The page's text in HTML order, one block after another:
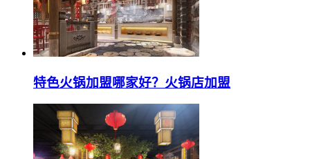
特色火锅加盟哪家好？火锅店加盟